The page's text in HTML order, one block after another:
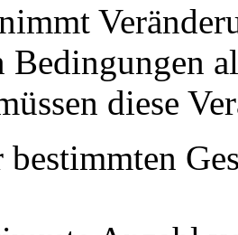
Bedingungen
diese